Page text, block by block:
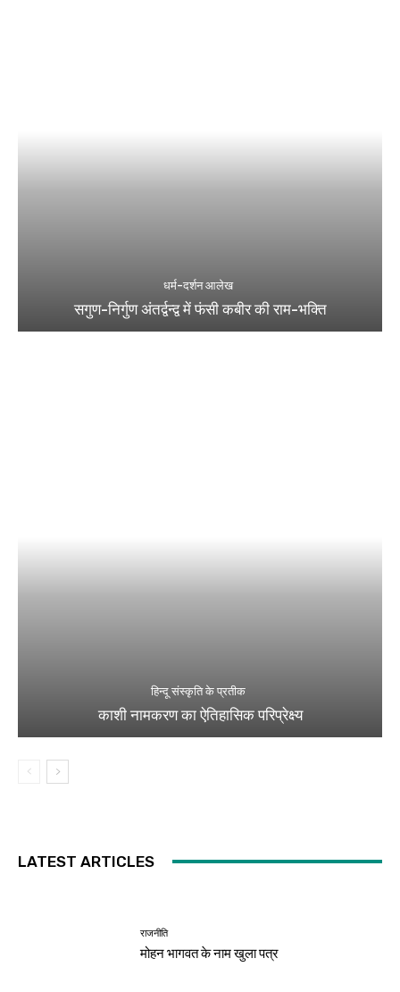
धर्म-दर्शन आलेख
सगुण-निर्गुण अंतर्द्वन्द्व में फंसी कबीर की राम-भक्ति
हिन्दू संस्कृति के प्रतीक
काशी नामकरण का ऐतिहासिक परिप्रेक्ष्य
LATEST ARTICLES
राजनीति
मोहन भागवत के नाम खुला पत्र